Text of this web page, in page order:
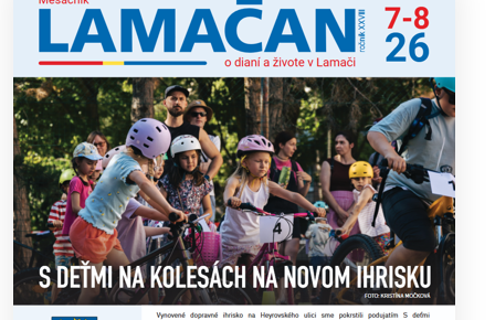
výborný šach aj príjemnú komunitnú atmosféru